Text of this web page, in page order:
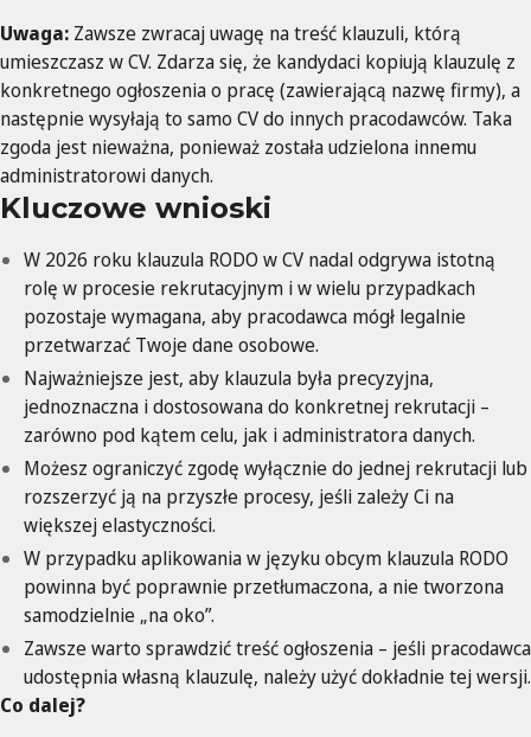
Uwaga: Zawsze zwracaj uwagę na treść klauzuli, którą
umieszczasz w CV. Zdarza się, że kandydaci kopiują klauzulę z
konkretnego ogłoszenia o pracę (zawierającą nazwę firmy), a
następnie wysyłają to samo CV do innych pracodawców. Taka
zgoda jest nieważna, ponieważ została udzielona innemu
administratorowi danych.
Kluczowe wnioski
W 2026 roku klauzula RODO w CV nadal odgrywa istotną
rolę w procesie rekrutacyjnym i w wielu przypadkach
pozostaje wymagana, aby pracodawca mógł legalnie
przetwarzać Twoje dane osobowe.
Najważniejsze jest, aby klauzula była precyzyjna,
jednoznaczna i dostosowana do konkretnej rekrutacji –
zarówno pod kątem celu, jak i administratora danych.
Możesz ograniczyć zgodę wyłącznie do jednej rekrutacji lub
rozszerzyć ją na przyszłe procesy, jeśli zależy Ci na
większej elastyczności.
W przypadku aplikowania w języku obcym klauzula RODO
powinna być poprawnie przetłumaczona, a nie tworzona
samodzielnie „na oko”.
Zawsze warto sprawdzić treść ogłoszenia – jeśli pracodawca
udostępnia własną klauzulę, należy użyć dokładnie tej wersji.
Co dalej?